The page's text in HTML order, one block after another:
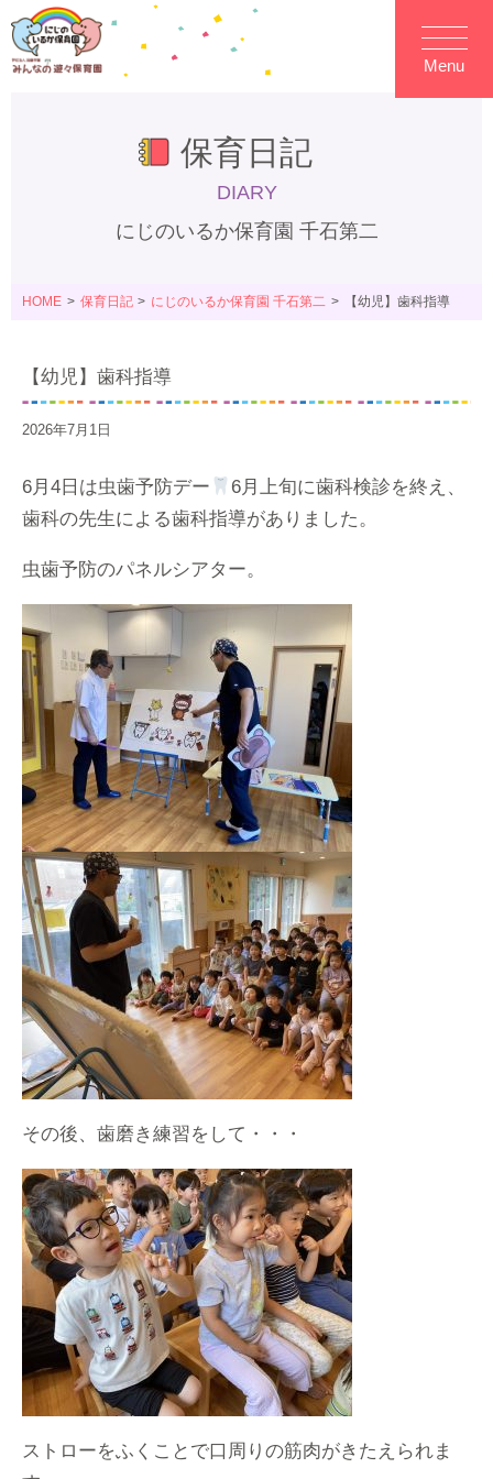
Menu
保育日記
DIARY
にじのいるか保育園 千石第二
HOME 保育日記 にじのいるか保育園 千石第二 【幼児】歯科指導
【幼児】歯科指導
2026年7月1日
6月4日は虫歯予防デー
6月上旬に歯科検診を終え、
歯科の先生による歯科指導がありました。
虫歯予防のパネルシアター。
その後、歯磨き練習をして・・・
ストローをふくことで口周りの筋肉がきたえられま